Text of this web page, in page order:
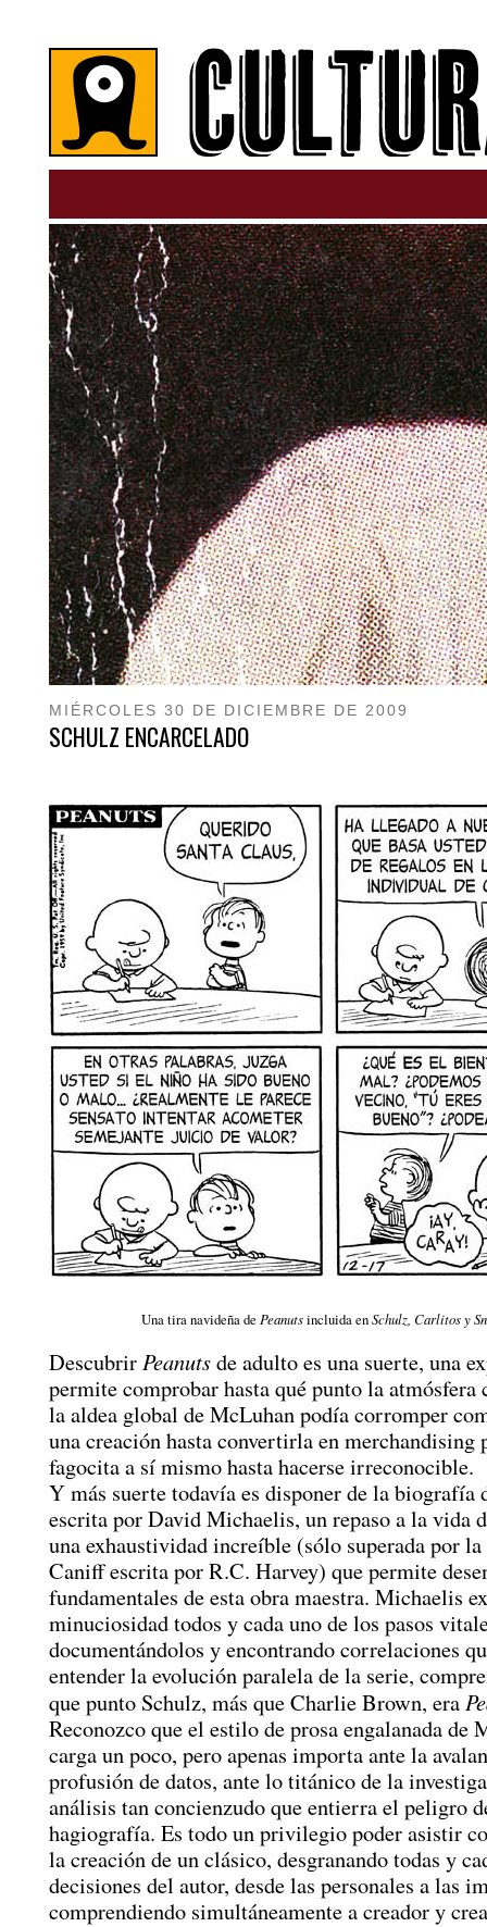
MIÉRCOLES 30 DE DICIEMBRE DE 2009
SCHULZ ENCARCELADO
Una tira navideña de Peanutsincluida enSchulz, Carlitos y
Descubrir Peanutsde adulto es una suerte, una
permite comprobar hasta qué punto la atmósfera
la aldea global de McLuhan podía corromper
una creación hasta convertirla en merchandising
fagocita a sí mismo hasta hacerse irreconocible.
Y más suerte todavía es disponer de la biografía
escrita por David Michaelis, un repaso a la vida
una exhaustividad increíble (sólo superada por
Caniff escrita por R.C. Harvey) que permite
fundamentales de esta obra maestra. Michaelis
minuciosidad todos y cada uno de los pasos
documentándolos y encontrando correlaciones
entender la evolución paralela de la serie,
que punto Schulz, más que Charlie Brown, era
Reconozco que el estilo de prosa engalanada de
carga un poco, pero apenas importa ante la
profusión de datos, ante lo titánico de la
análisis tan concienzudo que entierra el peligro
hagiografía. Es todo un privilegio poder asistir
la creación de un clásico, desgranando todas y
decisiones del autor, desde las personales a las
comprendiendo simultáneamente a creador y